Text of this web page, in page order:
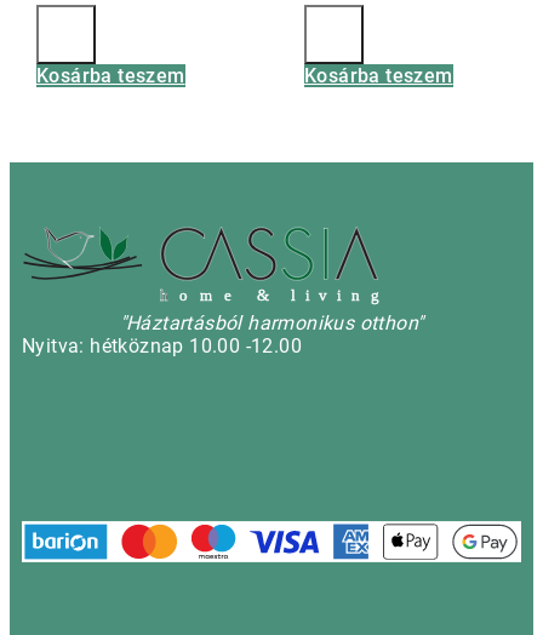
Kosárba teszem Kosárba teszem
h o m e & l i v i n g
"Háztartásból harmonikus otthon"
Nyitva: hétköznap 10.00 -12.00